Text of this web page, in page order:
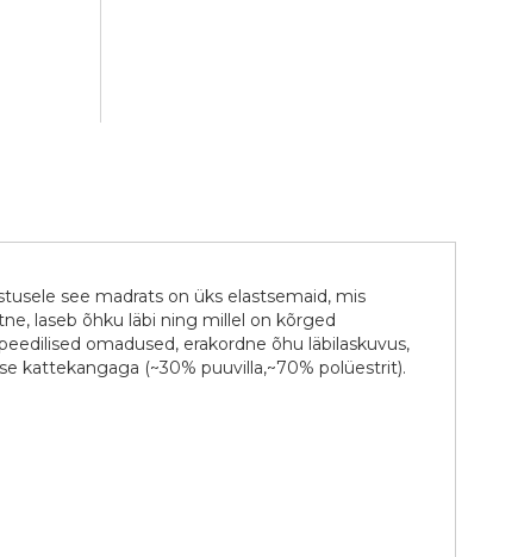
see madrats on üks elastsemaid, mis
laseb õhku läbi ning millel on kõrged
omadused, erakordne õhu läbilaskuvus,
kattekangaga (~30% puuvilla,~70% polüestrit).